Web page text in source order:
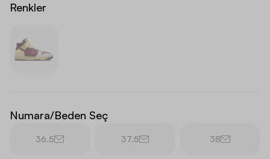
Renkler
Numara/Beden Seç
36.5 37.5 38